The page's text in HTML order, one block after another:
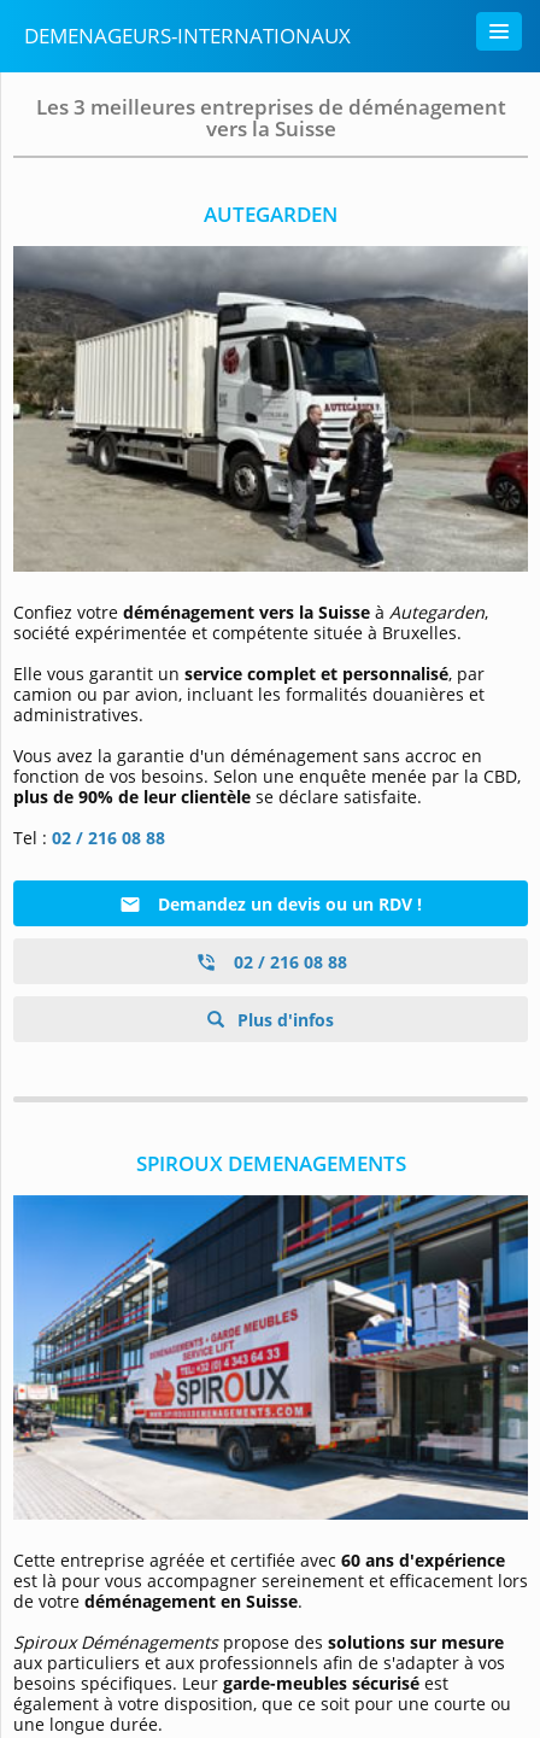
DEMENAGEURS-INTERNATIONAUX
Les 3 meilleures entreprises de déménagement
vers la Suisse
AUTEGARDEN
Confiez votre déménagement vers la Suisse à Autegarden,
société expérimentée et compétente située à Bruxelles.
Elle vous garantit un service complet et personnalisé, par
camion ou par avion, incluant les formalités douanières et
administratives.
Vous avez la garantie d'un déménagement sans accroc en
fonction de vos besoins. Selon une enquête menée par la CBD,
plus de 90% de leur clientèle se déclare satisfaite.
Tel : 02 / 216 08 88
Demandez un devis ou un RDV !
02 / 216 08 88
Plus d'infos
SPIROUX DEMENAGEMENTS
Cette entreprise agréée et certifiée avec 60 ans d'expérience
est là pour vous accompagner sereinement et efficacement lors
de votre déménagement en Suisse.
Spiroux Déménagements propose des solutions sur mesure
aux particuliers et aux professionnels afin de s'adapter à vos
besoins spécifiques. Leur garde-meubles sécurisé est
également à votre disposition, que ce soit pour une courte ou
une longue durée.